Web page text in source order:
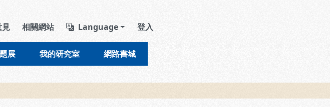
區塊
見 相關網站 Language 登入
展 我的研究室 網路書城